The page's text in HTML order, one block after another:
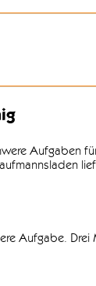
Aufgaben
Aufgabe.